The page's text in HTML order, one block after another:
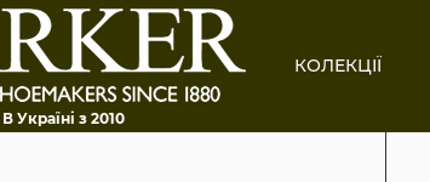
В Україні з 2010
КОЛЕКЦІЇ